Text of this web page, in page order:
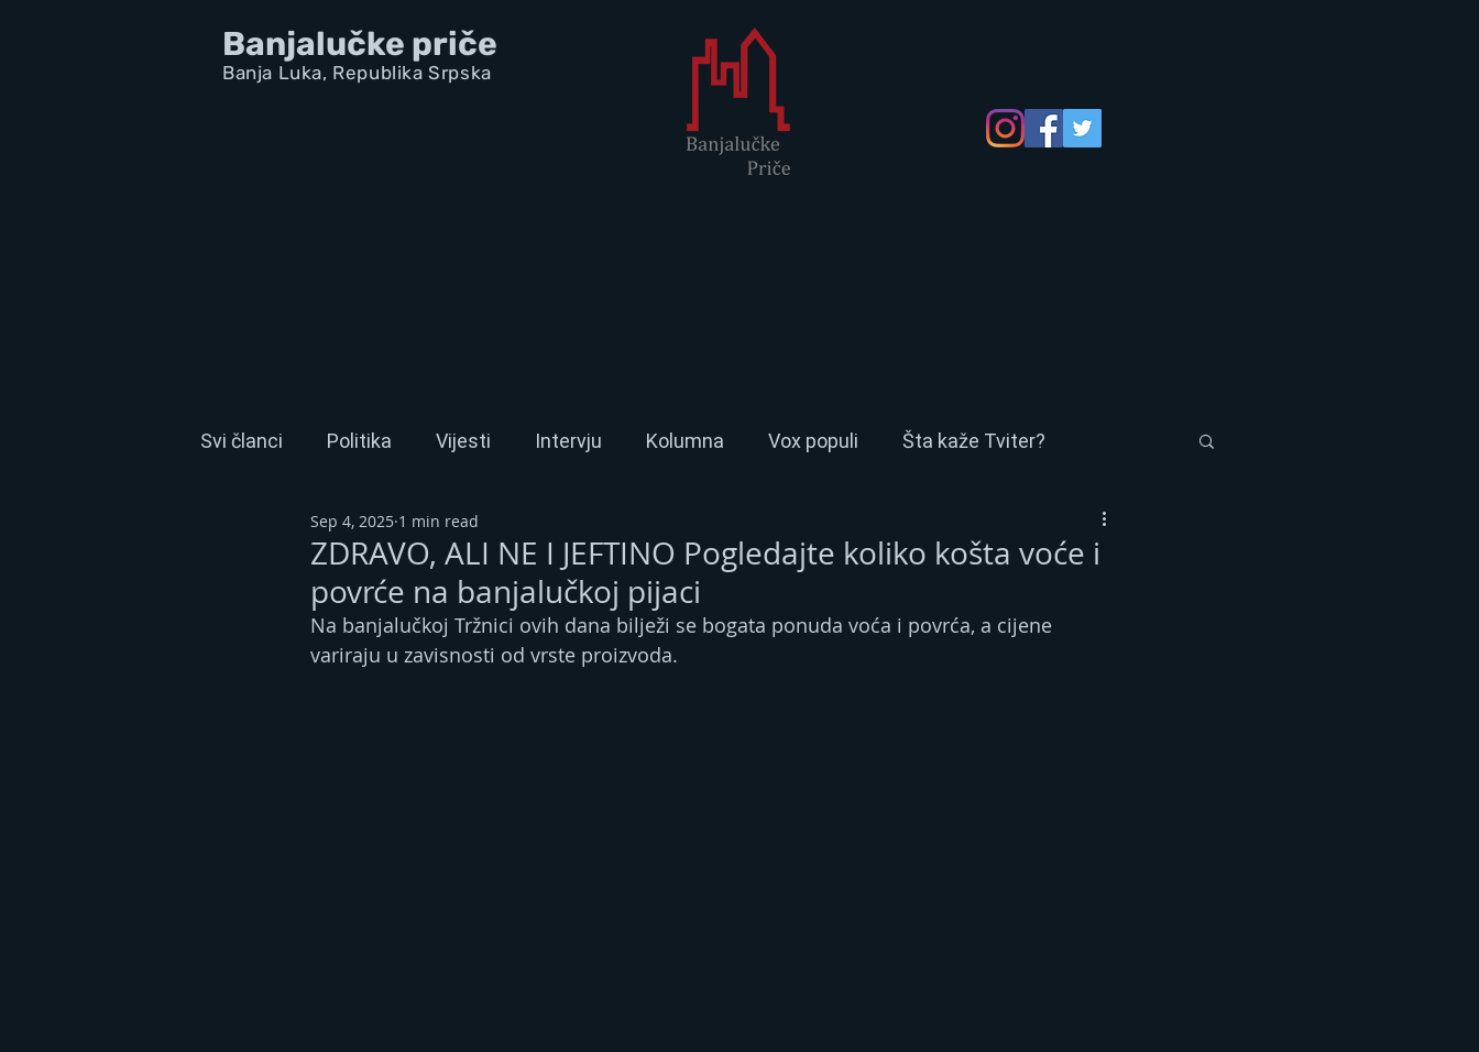
Banjalučke priče
Banja Luka, Republika Srpska
Svi članci Politika Vijesti Intervju Kolumna Vox populi Šta kaže Tviter?
ZDRAVO, ALI NE I JEFTINO Pogledajte koliko košta voće i
povrće na banjalučkoj pijaci
Sep 4, 2025 1 min read
Na banjalučkoj Tržnici ovih dana bilježi se bogata ponuda voća i povrća, a cijene
variraju u zavisnosti od vrste proizvoda.